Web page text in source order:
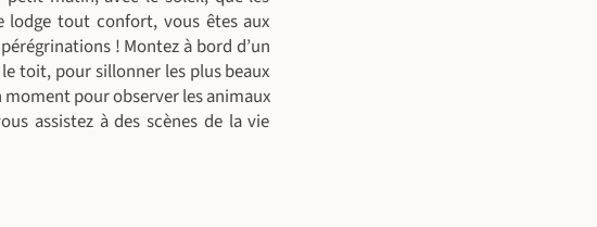
lodge tout confort, vous êtes aux
! Montez à bord d’un
toit, pour sillonner les plus beaux
moment pour observer les animaux
assistez à des scènes de la vie